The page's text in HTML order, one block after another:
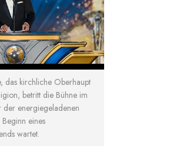
das kirchliche Oberhaupt
betritt die Bühne im
der energiegeladenen
eines
wartet.